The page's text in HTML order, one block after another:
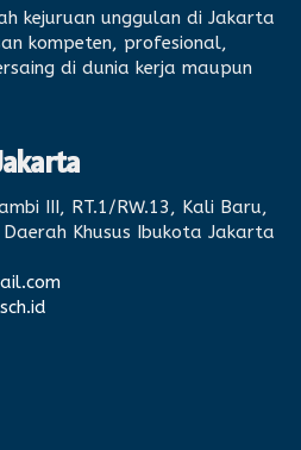
kejuruan unggulan di Jakarta
kompeten, profesional,
di dunia kerja maupun
III, RT.1/RW.13, Kali Baru,
Khusus Ibukota Jakarta